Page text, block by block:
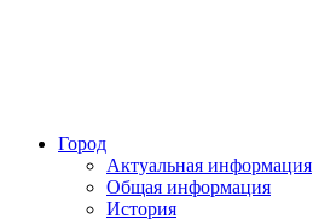
Город
Актуальная информация
Общая информация
История